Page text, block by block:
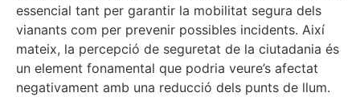
essencial tant per garantir la mobilitat segura dels
vianants com per prevenir possibles incidents. Així
mateix, la percepció de seguretat de la ciutadania és
un element fonamental que podria veure’s afectat
negativament amb una reducció dels punts de llum.